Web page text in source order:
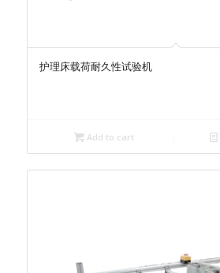
护理床载荷耐久性试验机
Add to cart